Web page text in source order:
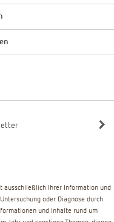
ausschließlich Ihrer Information und
oder Diagnose durch
und Inhalte rund um